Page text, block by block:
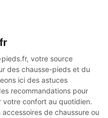
votre source
des chausse-pieds et du
ici des astuces
recommandations pour
votre confort au quotidien.
de chaussure ou